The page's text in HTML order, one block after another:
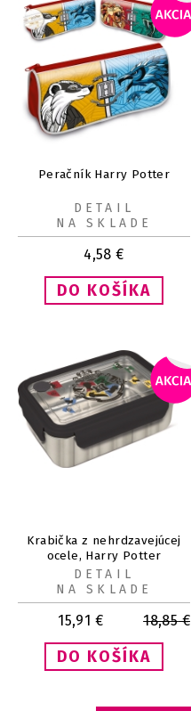
Peračník Harry Potter
4,58 €
DETAIL
NA SKLADE
Krabička z nehrdzavejúcej
ocele, Harry Potter
15,91 € 18,85€
DETAIL
NA SKLADE